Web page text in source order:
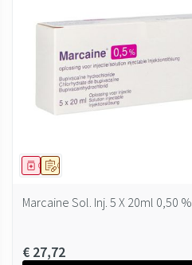
Op voorschrift
Geneesmiddel
Marcaine Sol. Inj. 5 X 20ml 0,50 %
€ 27,72